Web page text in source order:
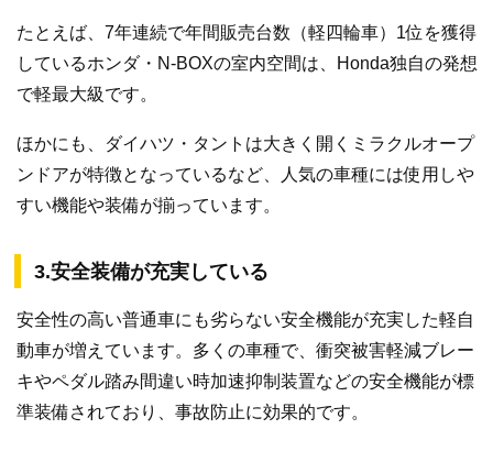
たとえば、7年連続で年間販売台数（軽四輪車）1位を獲得
しているホンダ・N-BOXの室内空間は、Honda独自の発想
で軽最大級です。
ほかにも、ダイハツ・タントは大きく開くミラクルオープ
ンドアが特徴となっているなど、人気の車種には使用しや
すい機能や装備が揃っています。
3.安全装備が充実している
安全性の高い普通車にも劣らない安全機能が充実した軽自
動車が増えています。多くの車種で、衝突被害軽減ブレー
キやペダル踏み間違い時加速抑制装置などの安全機能が標
準装備されており、事故防止に効果的です。